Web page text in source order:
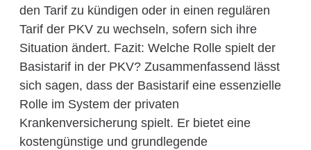
den Tarif zu kündigen oder in einen regulären
Tarif der PKV zu wechseln, sofern sich ihre
Situation ändert. Fazit: Welche Rolle spielt der
Basistarif in der PKV? Zusammenfassend lässt
sich sagen, dass der Basistarif eine essenzielle
Rolle im System der privaten
Krankenversicherung spielt. Er bietet eine
kostengünstige und grundlegende